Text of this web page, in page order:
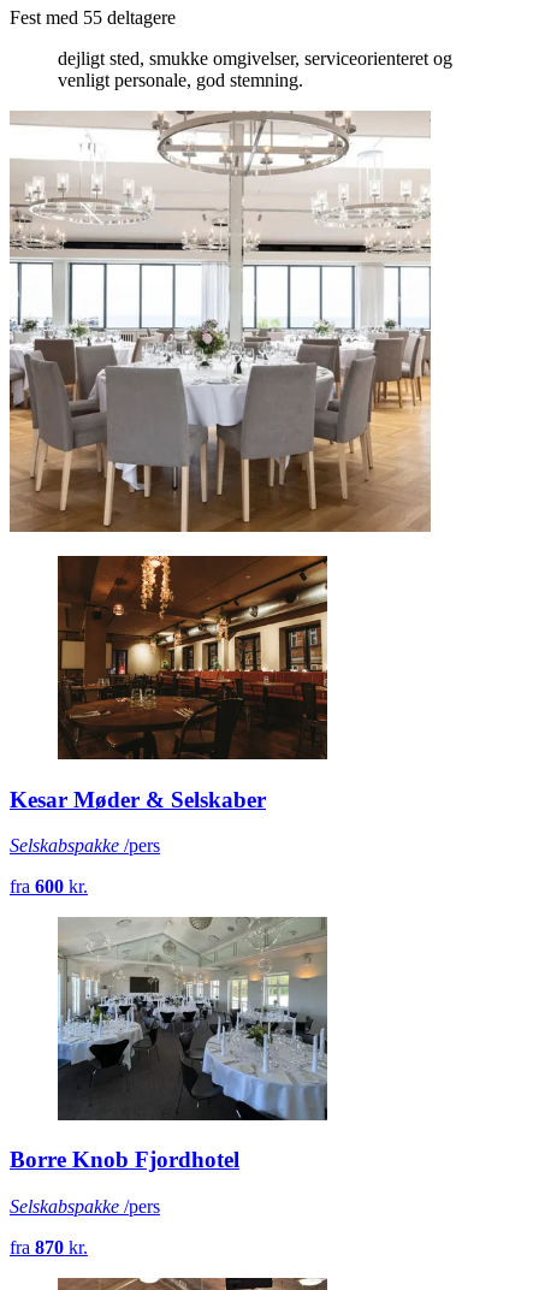
Fest med 55 deltagere
dejligt sted, smukke omgivelser, serviceorienteret og
venligt personale, god stemning.
Kesar Møder & Selskaber
Selskabspakke /pers
fra 600 kr.
Borre Knob Fjordhotel
Selskabspakke /pers
fra 870 kr.